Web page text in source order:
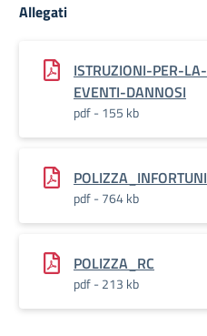
Allegati
ISTRUZIONI-PER-
EVENTI-DANNOSI
pdf - 155 kb
POLIZZA_INFORTUNI
pdf - 764 kb
POLIZZA_RC
pdf - 213 kb